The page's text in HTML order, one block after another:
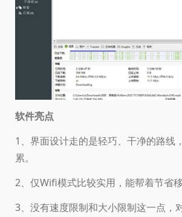
软件亮点
1、界面设计走的是轻巧、干净的路线
累。
2、仅Wifi模式比较实用，能帮着节省移
3、没有速度限制和大小限制这一点，